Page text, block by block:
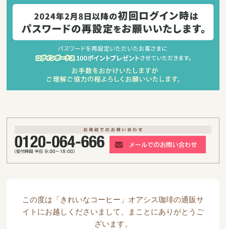
この度は「きれいなコーヒー」オアシス珈琲の通販サ
イトにお越しくださいまして、まことにありがとうご
ざいます。